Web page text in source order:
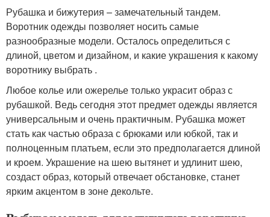
Рубашка и бижутерия – замечательный тандем.
Воротник одежды позволяет носить самые
разнообразные модели. Осталось определиться с
длиной, цветом и дизайном, и какие украшения к какому
воротнику выбрать .
Любое колье или ожерелье только украсит образ с
рубашкой. Ведь сегодня этот предмет одежды является
универсальным и очень практичным. Рубашка может
стать как частью образа с брюками или юбкой, так и
полноценным платьем, если это предполагается длиной
и кроем. Украшение на шею вытянет и удлинит шею,
создаст образ, который отвечает обстановке, станет
ярким акцентом в зоне декольте.